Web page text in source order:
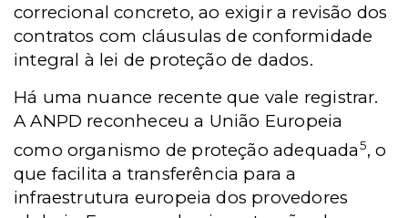
correcional concreto, ao exigir a revisão dos
contratos com cláusulas de conformidade
integral à lei de proteção de dados.
Há uma nuance recente que vale registrar.
A ANPD reconheceu a União Europeia
como organismo de proteção adequada5, o
que facilita a transferência para a
infraestrutura europeia dos provedores